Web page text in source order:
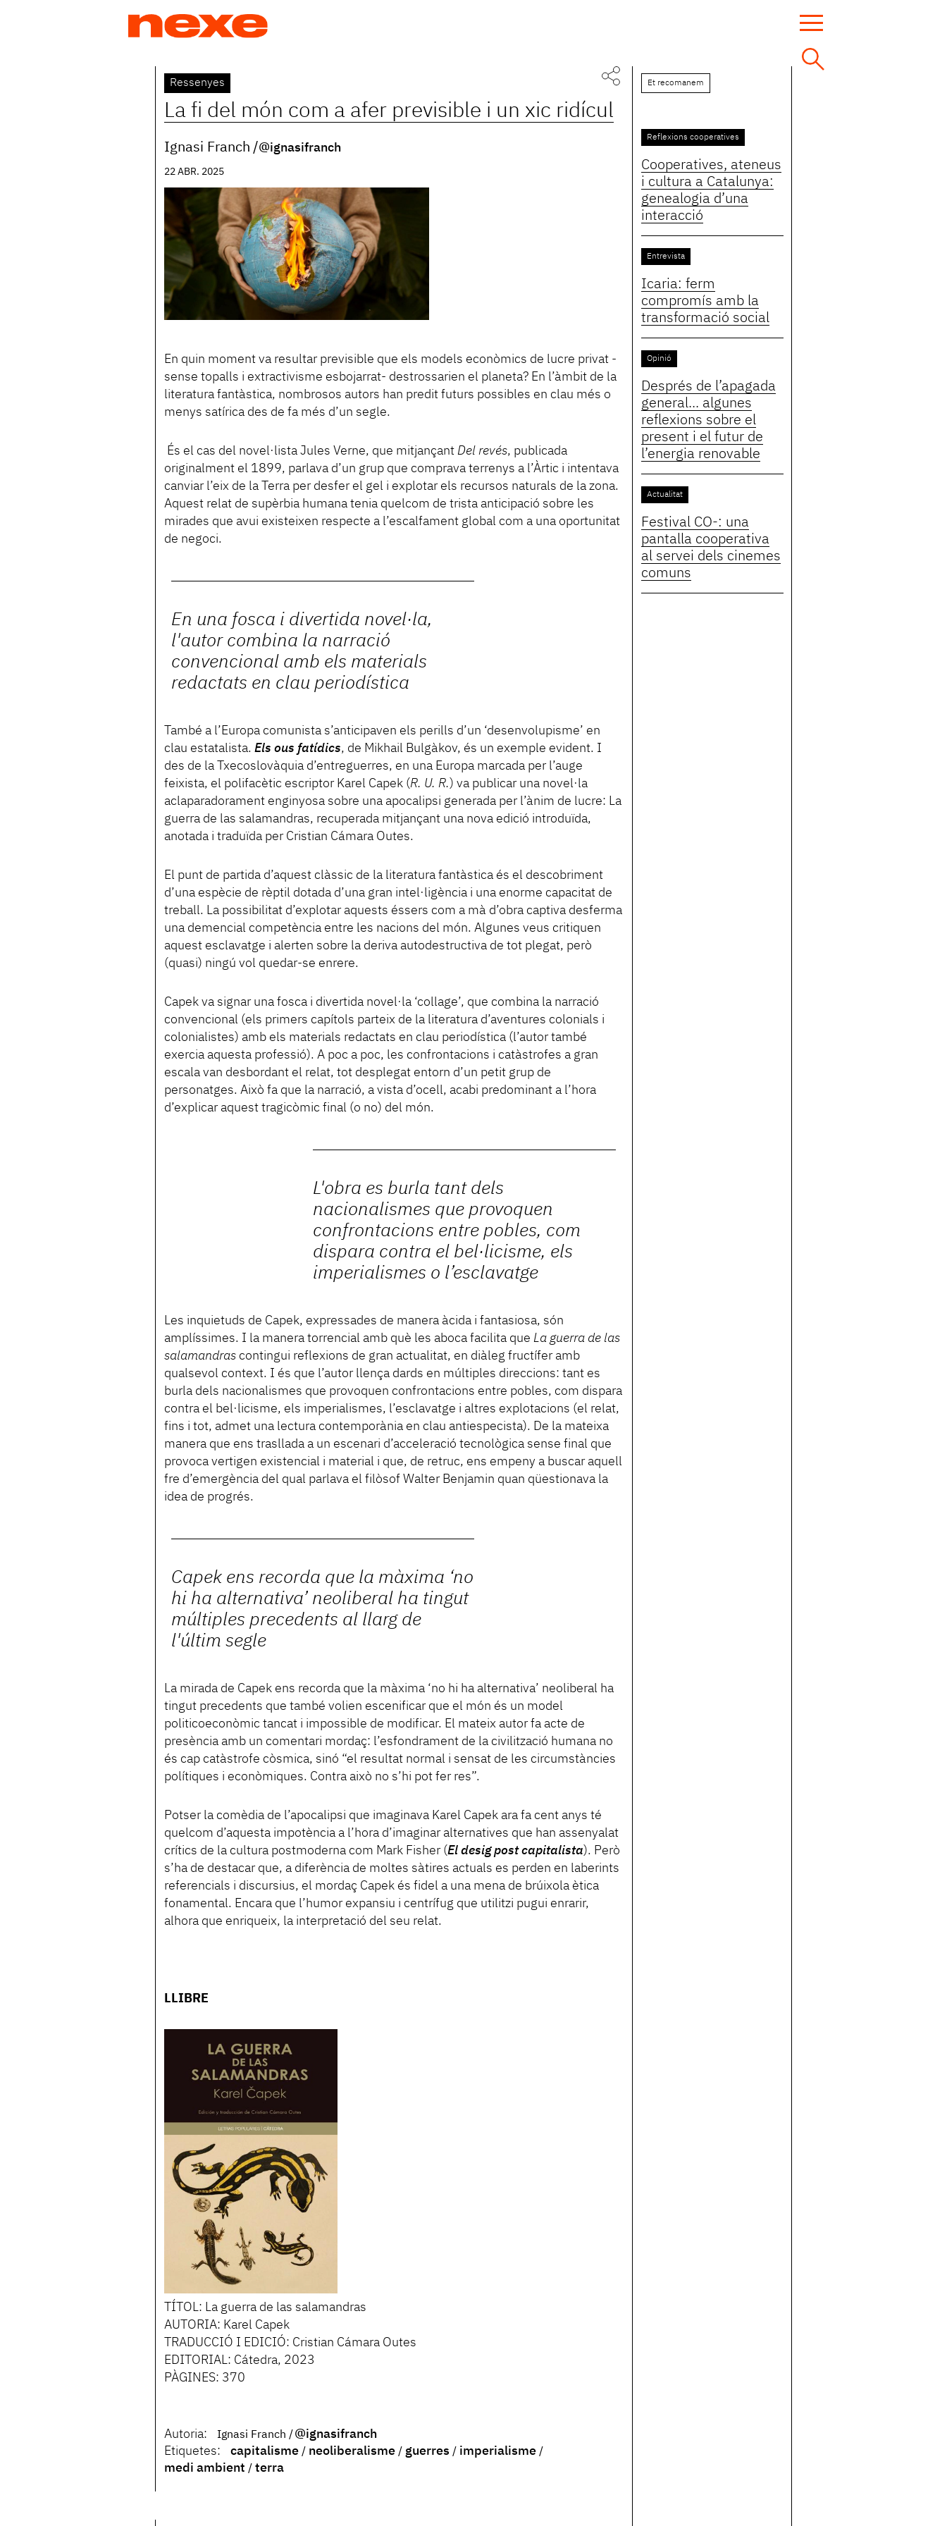
Back
to
top
Ressenyes
La fi del món com a afer previsible i un xic ridícul
Ignasi Franch @ignasifranch
22 ABR. 2025
En quin moment va resultar previsible que els models econòmics de lucre privat -
sense topalls i extractivisme esbojarrat- destrossarien el planeta? En l’àmbit de la
literatura fantàstica, nombrosos autors han predit futurs possibles en clau més o
menys satírica des de fa més d’un segle.
És el cas del novel·lista Jules Verne, que mitjançant Del revés, publicada
originalment el 1899, parlava d’un grup que comprava terrenys a l’Àrtic i intentava
canviar l’eix de la Terra per desfer el gel i explotar els recursos naturals de la zona.
Aquest relat de supèrbia humana tenia quelcom de trista anticipació sobre les
mirades que avui existeixen respecte a l’escalfament global com a una oportunitat
de negoci.
En una fosca i divertida novel·la,
l'autor combina la narració
convencional amb els materials
redactats en clau periodística
També a l’Europa comunista s’anticipaven els perills d’un ‘desenvolupisme’ en
clau estatalista. Els ous fatídics, de Mikhail Bulgàkov, és un exemple evident. I
des de la Txecoslovàquia d’entreguerres, en una Europa marcada per l’auge
feixista, el polifacètic escriptor Karel Capek (R. U. R. ) va publicar una novel·la
aclaparadorament enginyosa sobre una apocalipsi generada per l’ànim de lucre: La
guerra de las salamandras, recuperada mitjançant una nova edició introduïda,
anotada i traduïda per Cristian Cámara Outes.
El punt de partida d’aquest clàssic de la literatura fantàstica és el descobriment
d’una espècie de rèptil dotada d’una gran intel·ligència i una enorme capacitat de
treball. La possibilitat d’explotar aquests éssers com a mà d’obra captiva desferma
una demencial competència entre les nacions del món. Algunes veus critiquen
aquest esclavatge i alerten sobre la deriva autodestructiva de tot plegat, però
(quasi) ningú vol quedar-se enrere.
Capek va signar una fosca i divertida novel·la ‘collage’, que combina la narració
convencional (els primers capítols parteix de la literatura d’aventures colonials i
colonialistes) amb els materials redactats en clau periodística (l’autor també
exercia aquesta professió). A poc a poc, les confrontacions i catàstrofes a gran
escala van desbordant el relat, tot desplegat entorn d’un petit grup de
personatges. Això fa que la narració, a vista d’ocell, acabi predominant a l’hora
d’explicar aquest tragicòmic final (o no) del món.
L'obra es burla tant dels
nacionalismes que provoquen
confrontacions entre pobles, com
dispara contra el bel·licisme, els
imperialismes o l’esclavatge
Les inquietuds de Capek, expressades de manera àcida i fantasiosa, són
amplíssimes. I la manera torrencial amb què les aboca facilita que La guerra de las
salamandras contingui reflexions de gran actualitat, en diàleg fructífer amb
qualsevol context. I és que l’autor llença dards en múltiples direccions: tant es
burla dels nacionalismes que provoquen confrontacions entre pobles, com dispara
contra el bel·licisme, els imperialismes, l’esclavatge i altres explotacions (el relat,
fins i tot, admet una lectura contemporània en clau antiespecista). De la mateixa
manera que ens trasllada a un escenari d’acceleració tecnològica sense final que
provoca vertigen existencial i material i que, de retruc, ens empeny a buscar aquell
fre d’emergència del qual parlava el filòsof Walter Benjamin quan qüestionava la
idea de progrés.
Capek ens recorda que la màxima ‘no
hi ha alternativa’ neoliberal ha tingut
múltiples precedents al llarg de
l'últim segle
La mirada de Capek ens recorda que la màxima ‘no hi ha alternativa’ neoliberal ha
tingut precedents que també volien escenificar que el món és un model
politicoeconòmic tancat i impossible de modificar. El mateix autor fa acte de
presència amb un comentari mordaç: l’esfondrament de la civilització humana no
és cap catàstrofe còsmica, sinó “el resultat normal i sensat de les circumstàncies
polítiques i econòmiques. Contra això no s’hi pot fer res”.
Potser la comèdia de l’apocalipsi que imaginava Karel Capek ara fa cent anys té
quelcom d’aquesta impotència a l’hora d’imaginar alternatives que han assenyalat
crítics de la cultura postmoderna com Mark Fisher (El desig post capitalista). Però
s’ha de destacar que, a diferència de moltes sàtires actuals es perden en laberints
referencials i discursius, el mordaç Capek és fidel a una mena de brúixola ètica
fonamental. Encara que l’humor expansiu i centrífug que utilitzi pugui enrarir,
alhora que enriqueix, la interpretació del seu relat.
LLIBRE
TÍTOL: La guerra de las salamandras
AUTORIA: Karel Capek
TRADUCCIÓ I EDICIÓ: Cristian Cámara Outes
EDITORIAL: Cátedra, 2023
PÀGINES: 370
Autoria: Ignasi Franch
@ignasifranch
Etiquetes:
capitalisme neoliberalisme guerres
imperialisme
medi ambient
terra
Et recomanem
Reflexions cooperatives
Cooperatives, ateneus
i cultura a Catalunya:
genealogia d’una
interacció
Entrevista
Icaria: ferm
compromís amb la
transformació social
Opinió
Després de l’apagada
general... algunes
reflexions sobre el
present i el futur de
l’energia renovable
Actualitat
Festival CO-: una
pantalla cooperativa
al servei dels cinemes
comuns